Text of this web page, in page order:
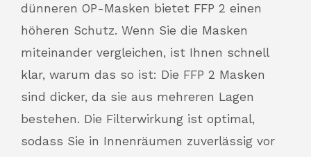
dünneren OP-Masken bietet FFP 2 einen
höheren Schutz. Wenn Sie die Masken
miteinander vergleichen, ist Ihnen schnell
klar, warum das so ist: Die FFP 2 Masken
sind dicker, da sie aus mehreren Lagen
bestehen. Die Filterwirkung ist optimal,
sodass Sie in Innenräumen zuverlässig vor